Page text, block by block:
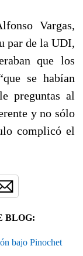
Vargas,
par de la UDI,
que los
se habían
preguntas al
y no sólo
complicó el
BLOG:
bajo Pinochet